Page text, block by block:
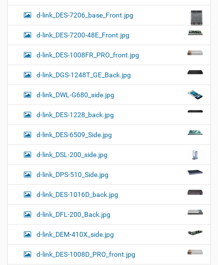
d-link_DES-7206_base_Front.jpg
d-link_DES-7200-48E_Front.jpg
d-link_DES-1008FR_PRO_front.jpg
d-link_DGS-1248T_GE_Back.jpg
d-link_DWL-G680_side.jpg
d-link_DES-1228_back.jpg
d-link_DES-6509_Side.jpg
d-link_DSL-200_side.jpg
d-link_DPS-510_Side.jpg
d-link_DES-1016D_back.jpg
d-link_DFL-200_Back.jpg
d-link_DEM-410X_side.jpg
d-link_DES-1008D_PRO_front.jpg